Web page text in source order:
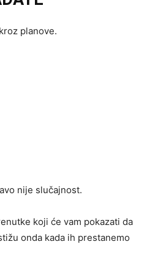
planove.
nije slučajnost.
koji će vam pokazati da
onda kada ih prestanemo